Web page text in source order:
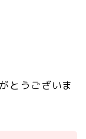
とうございま